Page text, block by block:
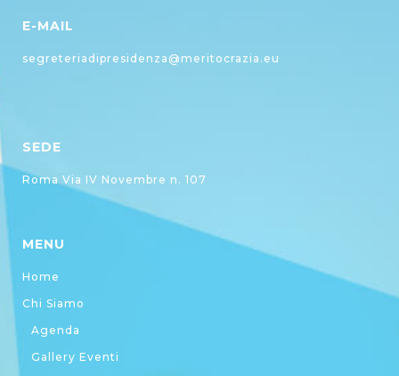
E-MAIL
segreteriadipresidenza@meritocrazia.eu
SEDE
Roma Via IV Novembre n. 107
MENU
Home
Chi Siamo
Agenda
Gallery Eventi